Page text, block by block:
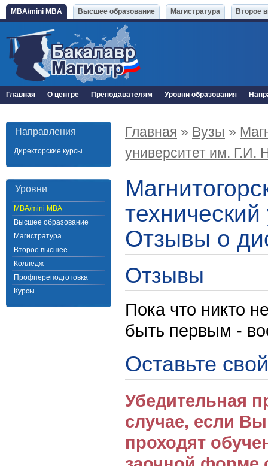
MBA/mini MBA Высшее образование Магистратура Второе
Главная О центре Преподавателям Уровни образования
Направления
Директорские курсы
Уровни
MBA/mini MBA
Высшее образование
Магистратура
Второе высшее
Колледж
Профпереподготовка
Курсы
Главная » Вузы »
университет им. Г.И.
Отзывы о
Отзывы
Пока что никто
быть первым -
Оставьте
Убедительная
случае, если
проходят